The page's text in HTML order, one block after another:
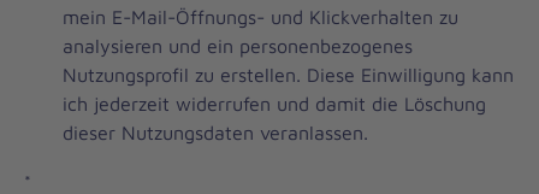
Checkbox
mein E-Mail-Öffnungs- und Klickverhalten zu
analysieren und ein personenbezogenes
Nutzungsprofil zu erstellen. Diese Einwilligung kann
ich jederzeit widerrufen und damit die Löschung
dieser Nutzungsdaten veranlassen.
*